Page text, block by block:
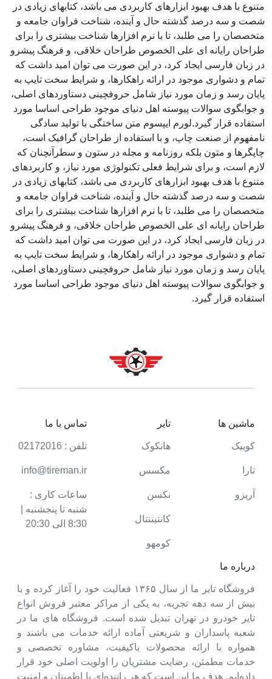
متنوع با هدف بهبود ابزارهای کاربردی می باشد، کتابهای زیادی در
شصت و سه درصد گذشته حال و آینده، شناخت فراوان جامعه و
متخصصان را می طلبد، تا با نرم افزارها شناخت بیشتری را برای
طراحان رایانه ای علی الخصوص طراحان خلاقی، و فرهنگ پیشرو
در زبان فارسی ایجاد کرد، در این صورت می توان امید داشت که
تمام و دشواری موجود در ارائه راهکارها، و شرایط سخت تایپ به
پایان رسد و زمان مورد نیاز شامل حروفچینی دستاوردهای اصلی،
و جوابگوی سوالات پیوسته اهل دنیای موجود طراحی اساسا مورد
استفاده قرار گیرد.لورم ایپسوم متن ساختگی با تولید سادگی
نامفهوم از صنعت چاپ، و با استفاده از طراحان گرافیک است،
چاپگرها و متون بلکه روزنامه و مجله در ستون و سطرآنچنان که
لازم است، و برای شرایط فعلی تکنولوژی مورد نیاز، و کاربردهای
متنوع با هدف بهبود ابزارهای کاربردی می باشد، کتابهای زیادی در
شصت و سه درصد گذشته حال و آینده، شناخت فراوان جامعه و
متخصصان را می طلبد، تا با نرم افزارها شناخت بیشتری را برای
طراحان رایانه ای علی الخصوص طراحان خلاقی، و فرهنگ پیشرو
در زبان فارسی ایجاد کرد، در این صورت می توان امید داشت که
تمام و دشواری موجود در ارائه راهکارها، و شرایط سخت تایپ به
پایان رسد و زمان مورد نیاز شامل حروفچینی دستاوردهای اصلی،
و جوابگوی سوالات پیوسته اهل دنیای موجود طراحی اساسا مورد
استفاده قرار گیرد.
درباره ما
فروشگاه تایر ما از سال ۱۳۶۵ فعالیت خود را آغاز کرده و با
بیش از سه دهه تجربه، به یکی از مراکز معتبر فروش انواع
تایر خودرو در تهران تبدیل شده است. فروشگاه های ما در
شعبه پاسداران و شریعتی آماده ارائه خدمات می باشند و
همواره با ارائه محصولات باکیفیت، مشاوره تخصصی و
خدمات مطمئن، رضایت مشتریان را اولویت اصلی خود قرار
داده‌ایم. هدف ما این است که هر راننده‌ای با اطمینان و امنیت
ماشین ها
کوییک
تارا
آریزو
تایر
هانکوک
مکسس
نکسن
کانتیننتال
کومهو
تماس با ما
تلفن : 02172016
info@tireman.ir
ساعات کاری :
شنبه تا پنجشنبه |
8:30 الی 20:30